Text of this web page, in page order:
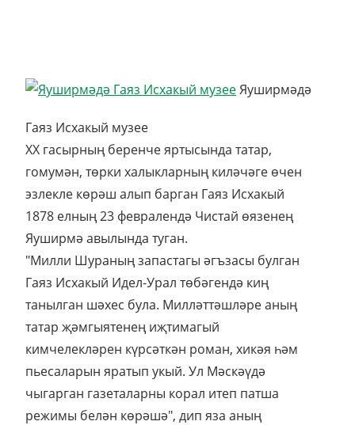
Яуширмәдә
Гаяз Исхакый музее
XX гасырның беренче яртысында татар,
гомумән, төрки халыкларның киләчәге өчен
эзлекле көрәш алып барган Гаяз Исхакый
1878 елның 23 февралендә Чистай өязенең
Яуширмә авылында туган.
"Милли Шураның запастагы әгъзасы булган
Гаяз Исхакый Идел-Урал төбәгендә киң
танылган шәхес була. Милләттәшләре аның
татар җәмгыятенең иҗтимагый
кимчелекләрен күрсәткән роман, хикәя һәм
пьесаларын яратып укый. Ул Мәскәүдә
чыгарган газеталарны корал итеп патша
режимы белән көрәшә", дип яза аның